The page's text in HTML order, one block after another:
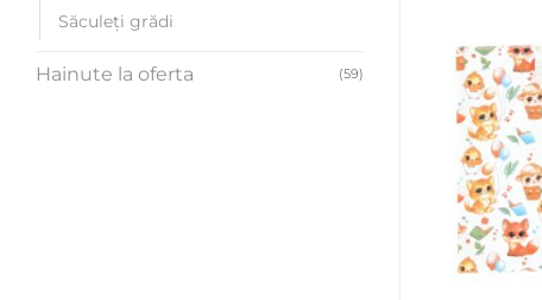
Săculeți grădi
Hainute la oferta (59)